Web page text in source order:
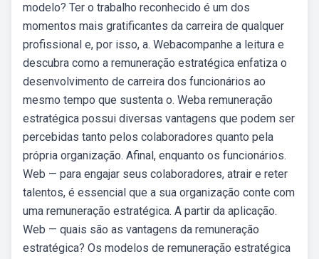
modelo? Ter o trabalho reconhecido é um dos
momentos mais gratificantes da carreira de qualquer
profissional e, por isso, a. Webacompanhe a leitura e
descubra como a remuneração estratégica enfatiza o
desenvolvimento de carreira dos funcionários ao
mesmo tempo que sustenta o. Weba remuneração
estratégica possui diversas vantagens que podem ser
percebidas tanto pelos colaboradores quanto pela
própria organização. Afinal, enquanto os funcionários.
Web — para engajar seus colaboradores, atrair e reter
talentos, é essencial que a sua organização conte com
uma remuneração estratégica. A partir da aplicação.
Web — quais são as vantagens da remuneração
estratégica? Os modelos de remuneração estratégica